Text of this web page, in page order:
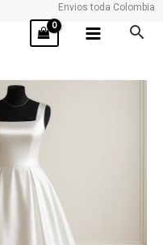
Envios toda Colombia